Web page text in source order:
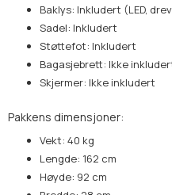
Baklys: Inkludert (LED,
Sadel: Inkludert
Støttefot: Inkludert
Bagasjebrett: Ikke
Skjermer: Ikke inkludert
Pakkens dimensjoner:
Vekt: 40 kg
Lengde: 162 cm
Høyde: 92 cm